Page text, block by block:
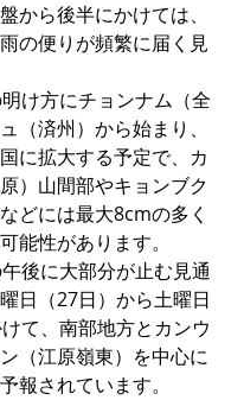
から後半にかけては、
の便りが頻繁に届く見
け方にチョンナム（全
（済州）から始まり、
に拡大する予定で、カ
）山間部やキョンブク
どには最大8cmの多く
能性があります。
後に大部分が止む見通
日（27日）から土曜日
けて、南部地方とカンウ
（江原嶺東）を中心に
報されています。